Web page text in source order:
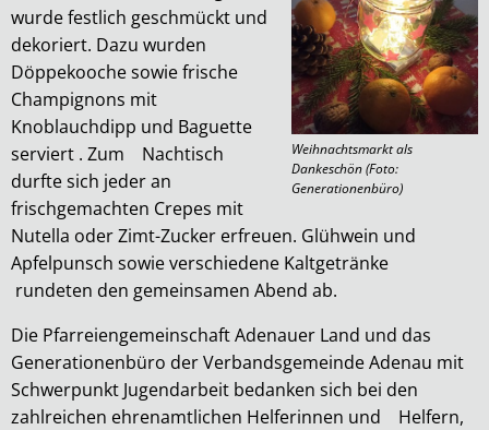
Weihnachtsmarkt als
Dankeschön (Foto:
Generationenbüro)
wurde festlich geschmückt und
dekoriert. Dazu wurden
Döppekooche sowie frische
Champignons mit
Knoblauchdipp und Baguette
serviert . Zum Nachtisch
durfte sich jeder an
frischgemachten Crepes mit
Nutella oder Zimt-Zucker erfreuen. Glühwein und
Apfelpunsch sowie verschiedene Kaltgetränke
rundeten den gemeinsamen Abend ab.
Die Pfarreiengemeinschaft Adenauer Land und das
Generationenbüro der Verbandsgemeinde Adenau mit
Schwerpunkt Jugendarbeit bedanken sich bei den
zahlreichen ehrenamtlichen Helferinnen und Helfern,